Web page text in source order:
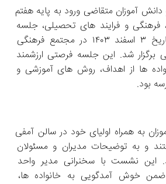
به منظور آشنایی اولیا و دانش‌ آموزان متقاضی ورود به پایه هفتم
فرهنگی و فرایند های تحصیلی، جلسه
توجیهی ویژه‌ ای در تاریخ ۳ اسفند ۱۴۰۳ در مجتمع فرهنگی
برگزار شد. این جلسه فرصتی ارزشمند
برای آگاهی بیشتر خانواده‌ ها از اهداف، روش‌ های آموزشی و
و به توضیحات مدیران و مسئولان
این نشست با سخنرانی مدیر واحد
دخترانه آغاز شد که ضمن خوش‌ آمدگویی به خانواده‌ ها،